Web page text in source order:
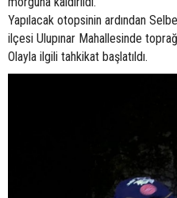
Yapılacak otopsinin ardından
ilçesi Ulupınar Mahallesinde
Olayla ilgili tahkikat başlatıldı.